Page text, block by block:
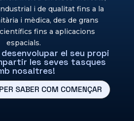
i de qualitat fins a la
i mèdica, des de grans
fins a aplicacions
espacials.
el seu propi
les seves tasques
nosaltres!
SABER COM COMENÇAR